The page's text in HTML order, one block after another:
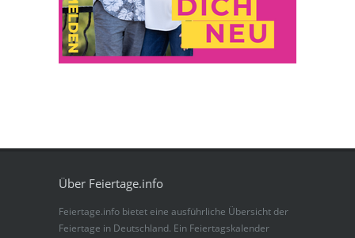
Über Feiertage.info
Feiertage.info bietet eine ausführliche Übersicht der
Feiertage in Deutschland. Ein Feiertagskalender